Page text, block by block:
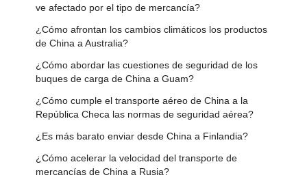
ve afectado por el tipo de mercancía?
¿Cómo afrontan los cambios climáticos los productos
de China a Australia?
¿Cómo abordar las cuestiones de seguridad de los
buques de carga de China a Guam?
¿Cómo cumple el transporte aéreo de China a la
República Checa las normas de seguridad aérea?
¿Es más barato enviar desde China a Finlandia?
¿Cómo acelerar la velocidad del transporte de
mercancías de China a Rusia?